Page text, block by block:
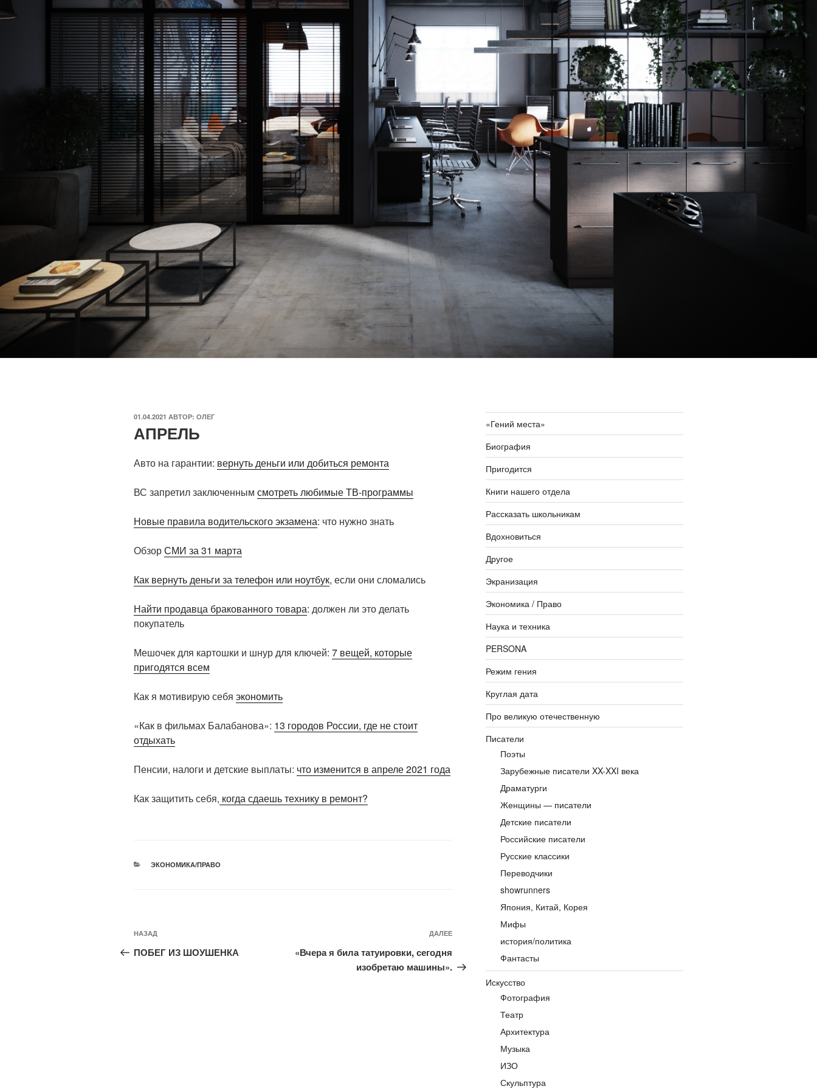
ОПУБЛИКОВАНО
01.04.2021 АВТОР: ОЛЕГ
АПРЕЛЬ
Авто на гарантии: вернуть деньги или добиться ремонта
ВС запретил заключенным смотреть любимые ТВ-программы
Новые правила водительского экзамена: что нужно знать
ОбзорСМИ за 31 марта
Как вернуть деньги за телефон или ноутбук, если они сломались
Найти продавца бракованного товара: должен ли это делать
покупатель
Мешочек для картошки и шнур для ключей: 7 вещей, которые
пригодятся всем
Как я мотивирую себя экономить
«Как в фильмах Балабанова»: 13 городов России, где не стоит
отдыхать
Пенсии, налоги и детские выплаты: что изменится в апреле 2021 года
Как защитить себя, когда сдаешь технику в ремонт?
РУБРИКИ
ЭКОНОМИКА/ПРАВО
Навигация
по
Предыдущая
запись:
НАЗАД
ПОБЕГ ИЗ ШОУШЕНКА
Следующая
ДАЛЕЕ
«Вчера я била татуировки, сегодня
изобретаю машины».
«Гений места»
Биография
Пригодится
Книги нашего отдела
Рассказать школьникам
Вдохновиться
Другое
Экранизация
Экономика / Право
Наука и техника
PERSONA
Режим гения
Круглая дата
Про великую отечественную
Писатели
Поэты
Зарубежные писатели XX-XXI века
Драматурги
Женщины — писатели
Детские писатели
Российские писатели
Русские классики
Переводчики
showrunners
Япония, Китай, Корея
Мифы
история/политика
Фантасты
Искусство
Фотография
Театр
Архитектура
Музыка
ИЗО
Скульптура